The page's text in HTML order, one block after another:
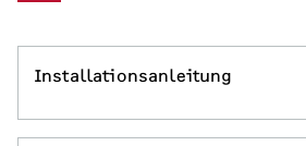
Installationsanleitung